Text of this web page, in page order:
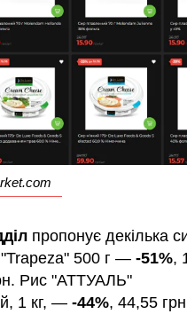
пропонує декілька
500 г — -51%,
Рис "АТТУАЛЬ"
1 кг, — -44%, 44,55